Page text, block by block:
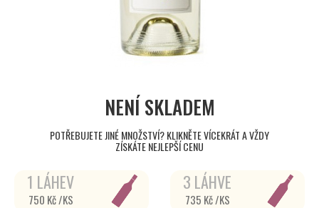
NENÍ SKLADEM
POTŘEBUJETE JINÉ MNOŽSTVÍ? KLIKNĚTE VÍCEKRÁT A VŽDY
ZÍSKÁTE NEJLEPŠÍ CENU
1 LÁHEV
750 Kč /KS
3 LÁHVE
735 Kč /KS